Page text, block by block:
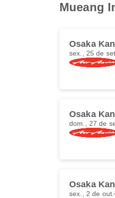
Mueang
Osaka
sex., 25 de
Osaka
dom., 27 de
Osaka
sex., 2 de out.